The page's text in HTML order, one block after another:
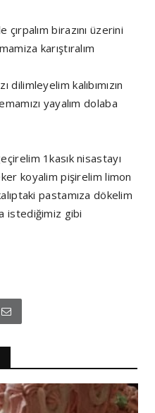
birazını üzerini
karıştıralım
kalıbımızın
yayalım dolaba
1kasık nisastayı
koyalim pişirelim limon
pastamıza dökelim
istediğimiz gibi